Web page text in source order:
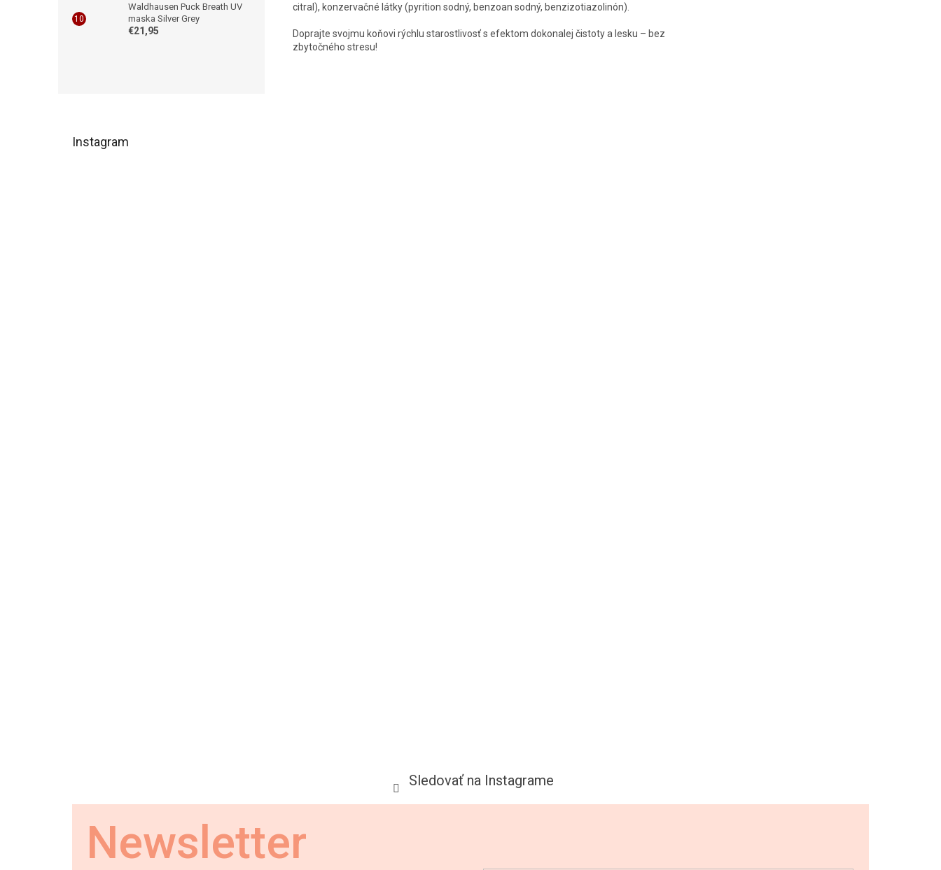
Waldhausen Puck Breath UV
maska Silver Grey
€21,95
citral), konzervačné látky (pyrition sodný, benzoan sodný, benzizotiazolinón).
Doprajte svojmu koňovi rýchlu starostlivosť s efektom dokonalej čistoty a lesku – bez
zbytočného stresu!
Instagram
Sledovať na Instagrame
Newsletter